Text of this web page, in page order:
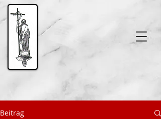
Beitrag